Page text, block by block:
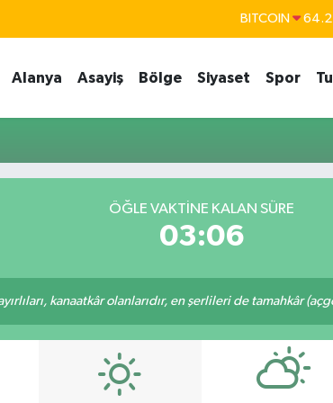
BITCOIN
EURO
STERLİN
BİST100
Alanya Asayiş Bölge Siyaset Spor
ÖĞLE VAKTINE KALAN SÜRE
03:06
kanaatkâr olanlarıdır, en şerlileri de tamahkâr